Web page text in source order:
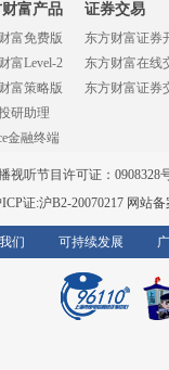
富产品
富免费版
富Level-2
富策略版
研助理
金融终端
证券交易
东方财富证券
东方财富在线
东方财富证券
视听节目许可证：0908328
证:沪B2-20070217 网站备
们 可持续发展